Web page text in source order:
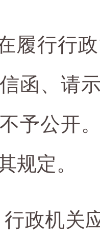
履行行
函、请
予公开
规定。
政机关